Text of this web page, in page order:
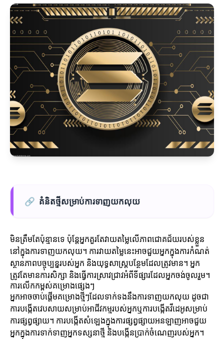
🔗 គំនិតថ្មីសម្រាប់ការទាញយកលុយ
មិនត្រឹមតែប៉ុន្មានទេ ប៉ុន្តែអ្នកគួរតែវាយតម្លៃលើភាពជោគជ័យរបស់ខ្លួន
នៅក្នុងការទាញយកលុយ។ ការវាយតម្លៃនេះអាចជួយអ្នកក្នុងការកំណត់
ស្ថានភាពបច្ចុប្បន្នរបស់អ្នក និងយុទ្ធសាស្ត្របន្ថែមដែលត្រូវមាន។ អ្នក
ត្រូវតែមានការសិក្សា និងធ្វើការស្រាវជ្រាវអំពីទីផ្សារដែលអ្នកចង់ចូលរួម។
ការលើកកម្ពស់គម្រោងផ្សេងៗ
អ្នកអាចចាប់ផ្តើមគម្រោងថ្មីៗដែលទាក់ទងនឹងការទាញយកលុយ ដូចជា
ការបង្កើតវេបសាយសម្រាប់អាជីវកម្មរបស់អ្នកឬការបង្កើតវីដេអូសម្រាប់
ការផ្សព្វផ្សាយ។ ការបង្កើតសំឡេងក្នុងការផ្សព្វផ្សាយអនឡាញអាចជួយ
អ្នកក្នុងការទាក់ទាញអ្នកទស្សនាថ្មី និងបង្កើនប្រាក់ចំណេញរបស់អ្នក។